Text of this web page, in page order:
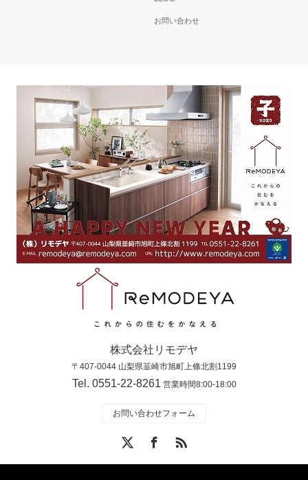
お問い合わせ
株式会社リモデヤ
〒407-0044 山梨県韮崎市旭町上條北割1199
Tel. 0551-22-8261営業時間8:00-18:00
お問い合わせフォーム
RSS